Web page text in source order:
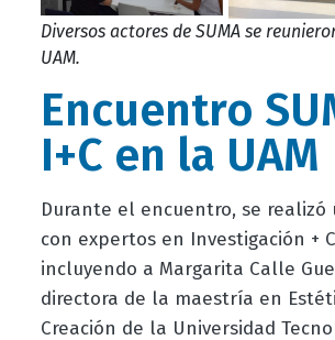
Diversos actores de SUMA se
UAM.
Encuentro
I+C en la UAM
Durante el encuentro, se realizó
con expertos en Investigación +
incluyendo a Margarita Calle
directora de la maestría en
Creación de la Universidad